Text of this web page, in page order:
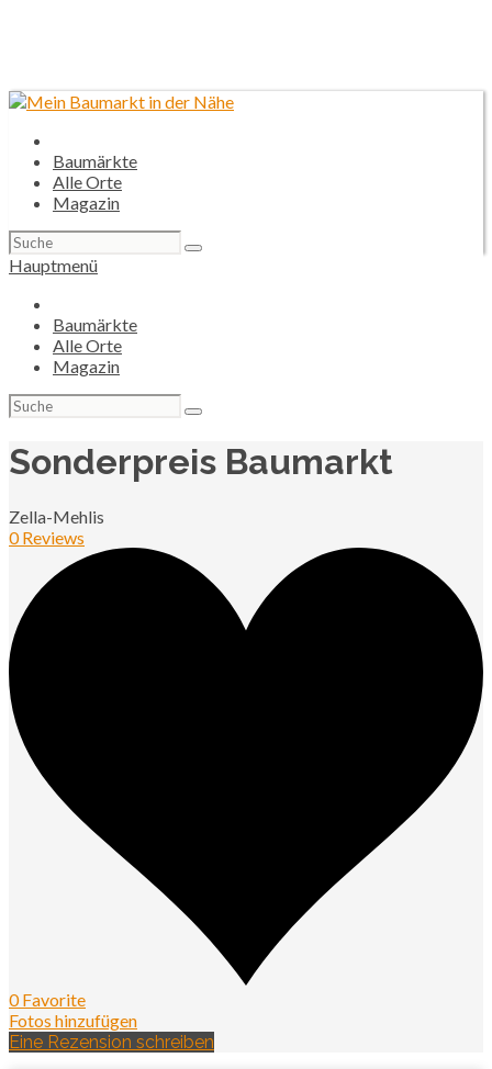
Baumärkte
Alle Orte
Magazin
Suchen
nach:
Hauptmenü
Baumärkte
Alle Orte
Magazin
Suchen
nach:
Sonderpreis Baumarkt
Zella-Mehlis
0 Reviews
0 Favorite
Fotos hinzufügen
Eine Rezension schreiben